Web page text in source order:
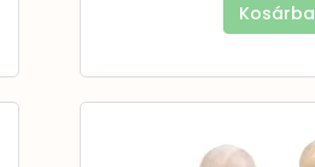
Kosárba